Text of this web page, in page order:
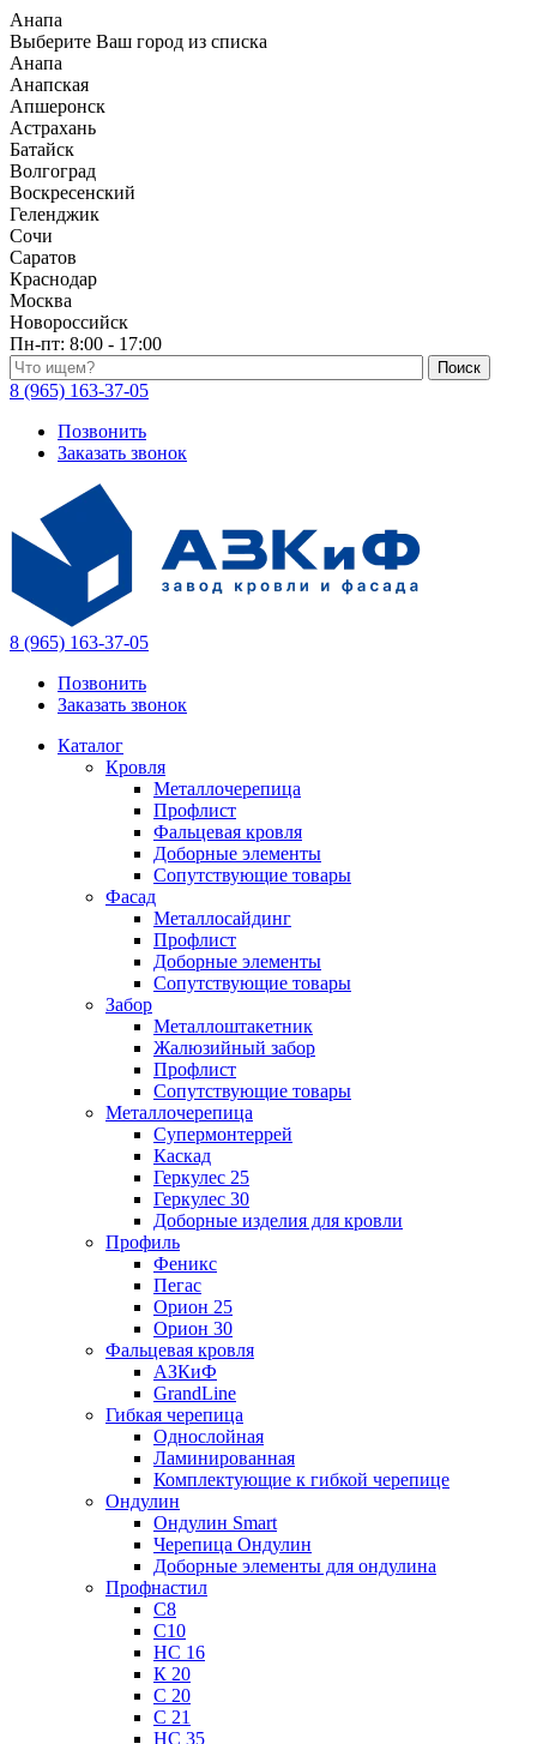
Анапа
Выберите Ваш город из списка
Анапа
Анапская
Апшеронск
Астрахань
Батайск
Волгоград
Воскресенский
Геленджик
Сочи
Саратов
Краснодар
Москва
Новороссийск
Пн-пт: 8:00 - 17:00
Поиск по каталогу
8 (965) 163-37-05
Позвонить
Заказать звонок
8 (965) 163-37-05
Позвонить
Заказать звонок
Каталог
Кровля
Металлочерепица
Профлист
Фальцевая кровля
Доборные элементы
Сопутствующие товары
Фасад
Металлосайдинг
Профлист
Доборные элементы
Сопутствующие товары
Забор
Металлоштакетник
Жалюзийный забор
Профлист
Сопутствующие товары
Металлочерепица
Супермонтеррей
Каскад
Геркулес 25
Геркулес 30
Доборные изделия для кровли
Профиль
Феникс
Пегас
Орион 25
Орион 30
Фальцевая кровля
АЗКиФ
GrandLine
Гибкая черепица
Однослойная
Ламинированная
Комплектующие к гибкой черепице
Ондулин
Ондулин Smart
Черепица Ондулин
Доборные элементы для ондулина
Профнастил
С8
С10
НС 16
К 20
С 20
С 21
НС 35